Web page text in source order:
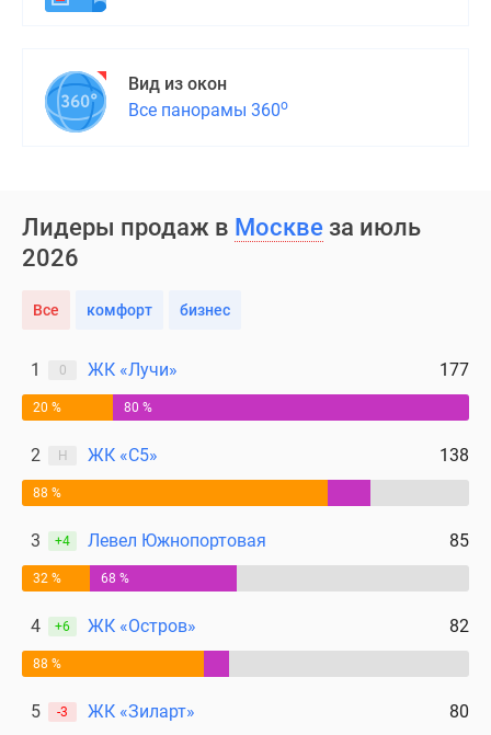
Вид из окон
Все панорамы 360о
Лидеры продаж в Москве за июль
2026
Все комфорт бизнес
1 0 ЖК «Лучи» 177
20 % 80 %
2 Н ЖК «С5» 138
88 %
3 +4 Левел Южнопортовая 85
32 % 68 %
4 +6 ЖК «Остров» 82
88 %
5 -3 ЖК «Зиларт» 80